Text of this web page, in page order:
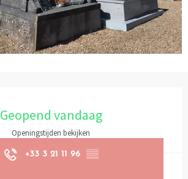
Geopend vandaag
Openingstijden bekijken
+33 3 21 11 96 ▒▒